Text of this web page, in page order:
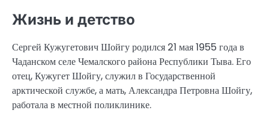
Жизнь и детство
Сергей Кужугетович Шойгу родился 21 мая 1955 года в
Чаданском селе Чемалского района Республики Тыва. Его
отец, Кужугет Шойгу, служил в Государственной
арктической службе, а мать, Александра Петровна Шойгу,
работала в местной поликлинике.